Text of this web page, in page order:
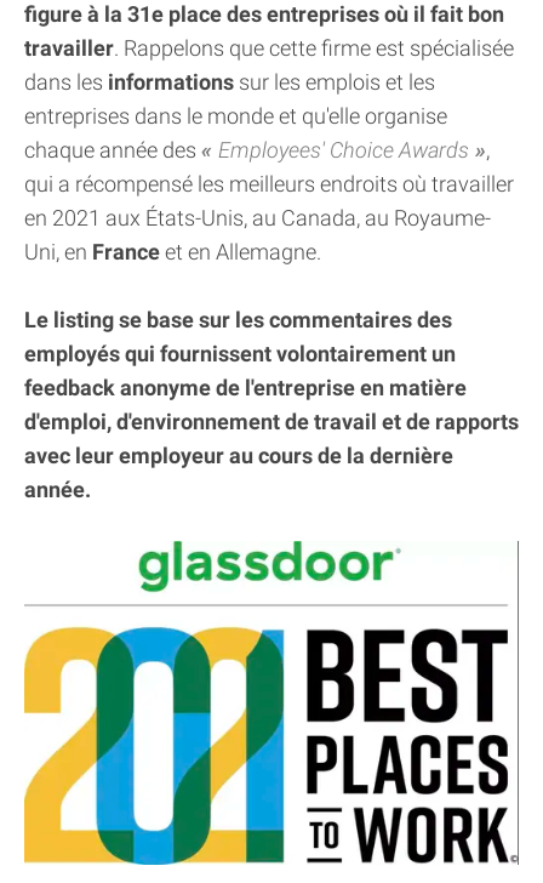
figure à la 31e place des entreprises où il fait bon
travailler. Rappelons que cette firme est spécialisée
dans les informations sur les emplois et les
entreprises dans le monde et qu'elle organise
chaque année des
Employees' Choice Awards
,
qui a récompensé les meilleurs endroits où travailler
en 2021 aux États-Unis, au Canada, au Royaume-
Uni, en Franceet en Allemagne.
Le listing se base sur les commentaires des
employés qui fournissent volontairement un
feedback anonyme de l'entreprise en matière
d'emploi, d'environnement de travail et de rapports
avec leur employeur au cours de la dernière
année.